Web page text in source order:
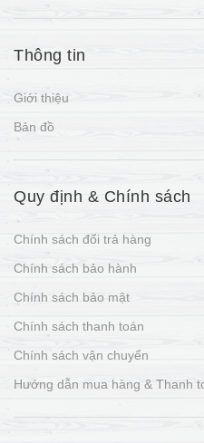
Thông tin
Giới thiệu
Bản đồ
Quy định & Chính sách
Chính sách đổi trả hàng
Chính sách bảo hành
Chính sách bảo mật
Chính sách thanh toán
Chính sách vận chuyển
Hướng dẫn mua hàng & Thanh